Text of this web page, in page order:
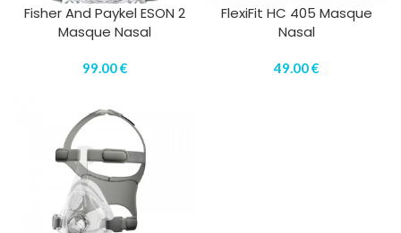
Fisher And Paykel ESON 2
Masque Nasal
99.00€
FlexiFit HC 405 Masque
Nasal
49.00€